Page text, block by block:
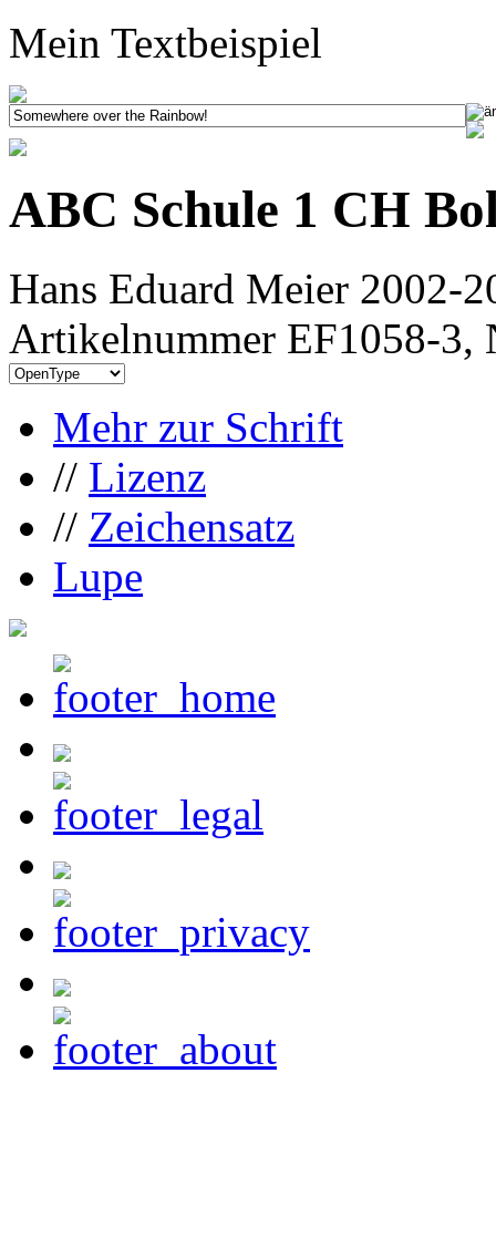
Mein Textbeispiel
ABC Schule 1 CH
Hans Eduard Meier 2002-
Artikelnummer EF1058-3,
Mehr zur Schrift
// Lizenz
// Zeichensatz
Lupe